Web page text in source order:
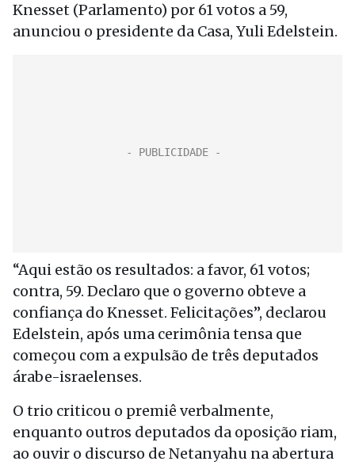
Knesset (Parlamento) por 61 votos a 59,
anunciou o presidente da Casa, Yuli Edelstein.
“Aqui estão os resultados: a favor, 61 votos;
contra, 59. Declaro que o governo obteve a
confiança do Knesset. Felicitações”, declarou
Edelstein, após uma cerimônia tensa que
começou com a expulsão de três deputados
árabe-israelenses.
O trio criticou o premiê verbalmente,
enquanto outros deputados da oposição riam,
ao ouvir o discurso de Netanyahu na abertura